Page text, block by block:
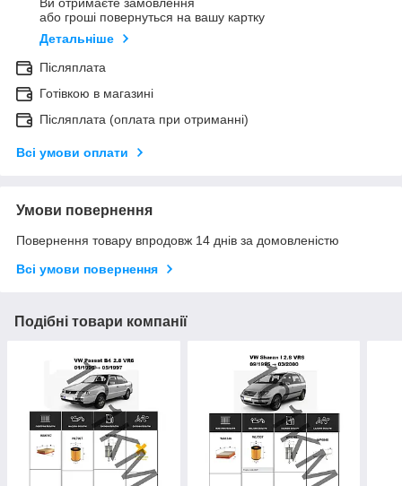
Ви отримаєте замовлення
або гроші повернуться на вашу картку
Детальніше
Післяплата
Готівкою в магазині
Післяплата (оплата при отриманні)
Всі умови оплати
Умови повернення
Повернення товару впродовж 14 днів за домовленістю
Всі умови повернення
Подібні товари компанії